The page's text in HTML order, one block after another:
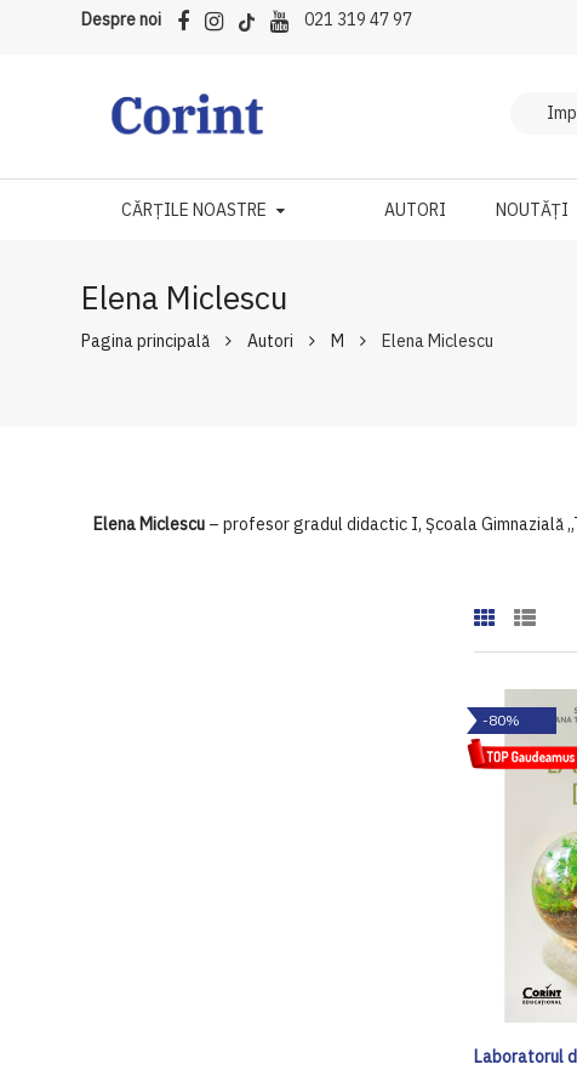
Despre noi 021 319 47 97
CĂRȚILE NOASTRE AUTORI NOUTĂȚI
Elena Miclescu
Pagina principală Autori M Elena Miclescu
Elena Miclescu – profesor gradul didactic I, Școala Gimnazială
-80%
Laboratorul